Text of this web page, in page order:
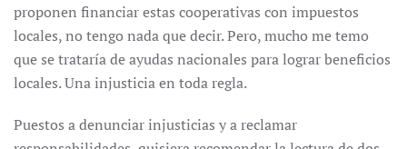
proponen financiar estas cooperativas con impuestos
locales, no tengo nada que decir. Pero, mucho me temo
que se trataría de ayudas nacionales para lograr beneficios
locales. Una injusticia en toda regla.
Puestos a denunciar injusticias y a reclamar